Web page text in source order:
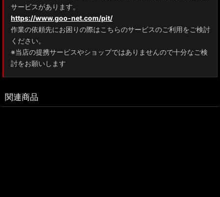
サービスがあります。
https://www.goo-net.com/pit/
作業の依頼先にお困りの際はこちらのサービスのご利用をご検討
ください。
※当店の提携サービスやショップではありませんので十分なご検
討をお願いします
関連商品